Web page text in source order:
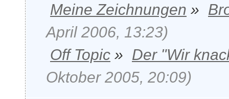
Meine Zeichnungen »
April 2006, 13:23)
Off Topic » Der "Wir
Oktober 2005, 20:09)